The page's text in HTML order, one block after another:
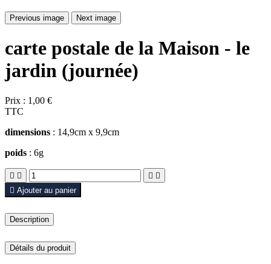
Previous image Next image
carte postale de la Maison - le
jardin (journée)
Prix : 1,00 €
TTC
dimensions : 14,9cm x 9,9cm
poids : 6g
   
 Ajouter au panier
Description
Détails du produit